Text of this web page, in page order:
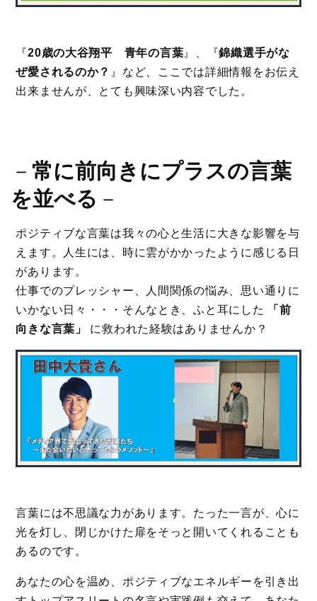
『20歳の大谷翔平 青年の言葉 』、『錦織選手がな
ぜ愛されるのか？ 』など、ここでは詳細情報をお伝え
出来ませんが、とても興味深い内容でした。
－ 常に前向きにプラスの言葉
を並べる －
ポジティブな言葉は我々の心と生活に大きな影響を与
えます。人生には、時に雲がかかったように感じる日
があります。
仕事でのプレッシャー、人間関係の悩み、思い通りに
いかない日々・・・そんなとき、ふと耳にした
「前
向きな言葉」
に救われた経験はありませんか？
言葉には不思議な力があります。たった一言が、心に
光を灯し、閉じかけた扉をそっと開いてくれることも
あるのです。
あなたの心を温め、ポジティブなエネルギーを引き出